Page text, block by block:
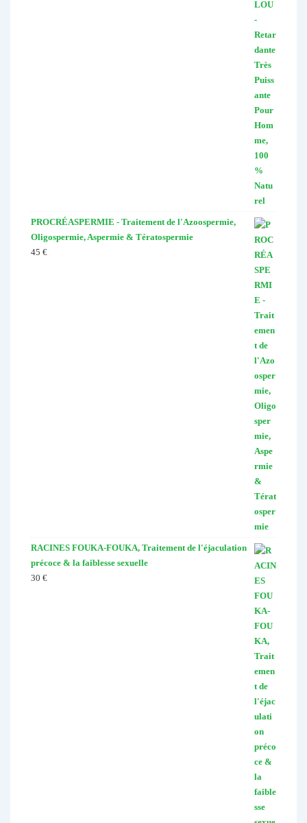
PROCRÉASPERMIE - Traitement de l'Azoospermie,
Oligospermie, Aspermie & Tératospermie
45 €
RACINES FOUKA-FOUKA, Traitement de l'éjaculation
précoce & la faiblesse sexuelle
30 €